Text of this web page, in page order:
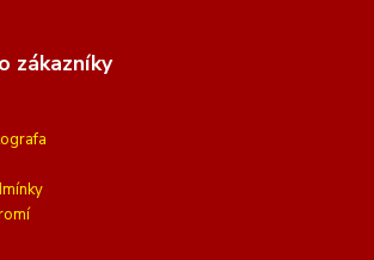
zákazníky